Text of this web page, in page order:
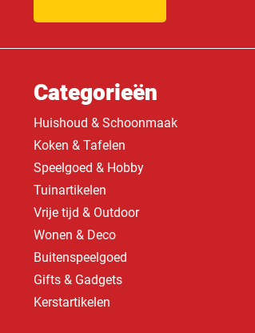
Categorieën
Huishoud & Schoonmaak
Koken & Tafelen
Speelgoed & Hobby
Tuinartikelen
Vrije tijd & Outdoor
Wonen & Deco
Buitenspeelgoed
Gifts & Gadgets
Kerstartikelen